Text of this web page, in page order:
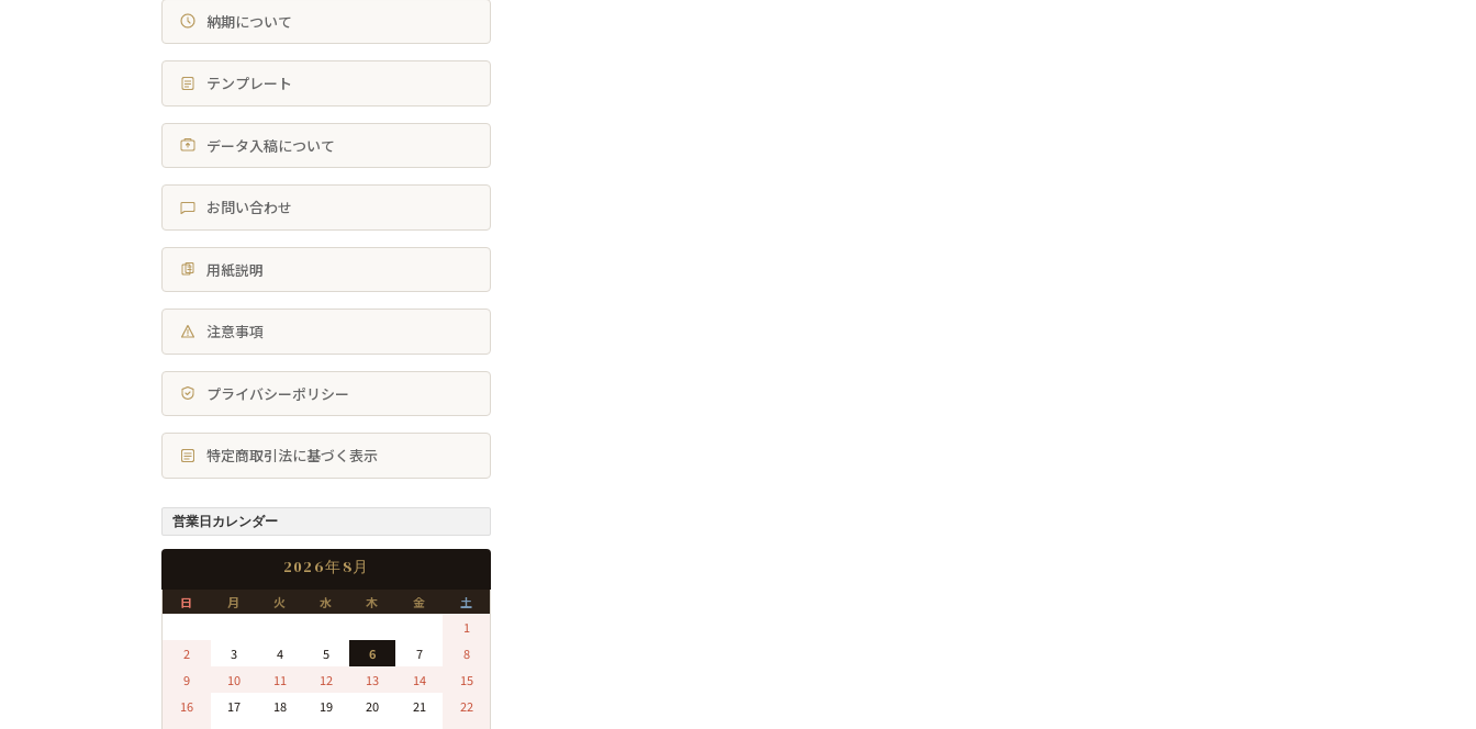
納期について
テンプレート
データ入稿について
お問い合わせ
用紙説明
注意事項
プライバシーポリシー
特定商取引法に基づく表示
営業日カレンダー
2026年8月
日 月 火 水 木 金
土
1
2
3 4 5 6 7
8
9
10 11 12 13 14
15
16
17 18 19 20 21
22